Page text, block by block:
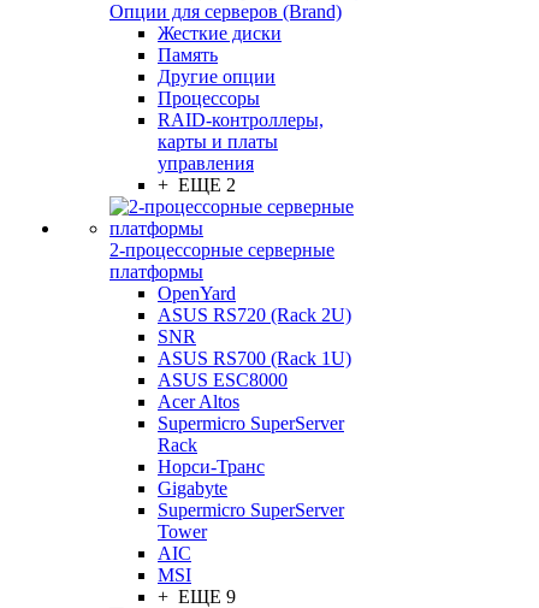
Опции для серверов (Brand)
Жесткие диски
Память
Другие опции
Процессоры
RAID-контроллеры,
карты и платы
управления
+ ЕЩЕ 2
2-процессорные серверные
платформы
OpenYard
ASUS RS720 (Rack 2U)
SNR
ASUS RS700 (Rack 1U)
ASUS ESC8000
Acer Altos
Supermicro SuperServer
Rack
Норси-Транс
Gigabyte
Supermicro SuperServer
Tower
AIC
MSI
+ ЕЩЕ 9